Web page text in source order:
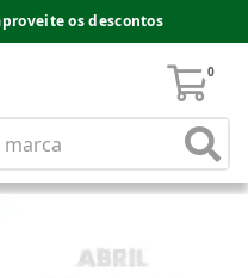
os descontos
0